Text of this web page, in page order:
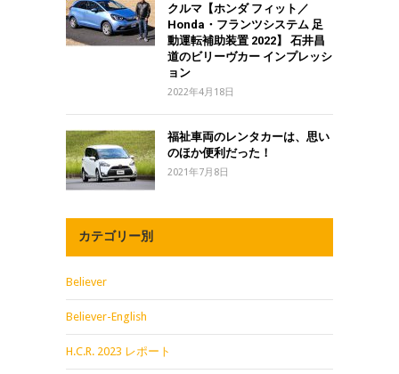
クルマ【ホンダ フィット／
Honda・フランツシステム 足
動運転補助装置 2022】 石井昌
道のビリーヴカー インプレッシ
ョン
2022年4月18日
福祉車両のレンタカーは、思い
のほか便利だった！
2021年7月8日
カテゴリー別
Believer
Believer-English
H.C.R. 2023 レポート